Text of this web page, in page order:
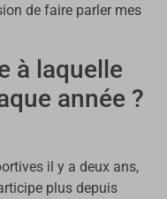
de faire parler mes
à laquelle
année ?
il y a deux ans,
plus depuis